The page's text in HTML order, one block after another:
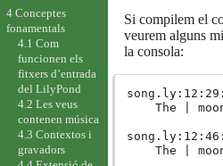
Si compilem el
veurem alguns
la consola:
The |
The |
4 Conceptes
fonamentals
4.1 Com
funcionen els
fitxers d’entrada
del LilyPond
4.2 Les veus
contenen música
4.3 Contextos i
gravadors